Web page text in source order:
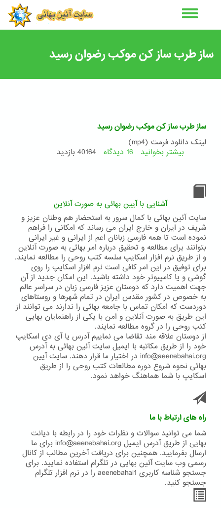
ساز طرب ساز کن موکب رضوان رسید
ساز طرب ساز کن موکب رضوان رسید
لینک دانلود فرمت (mp4)
بیشتر بخوانید درباره
موکب
رضوان
رسید
16 دیدگاه 40164 بازدید
آشنایی با آیین بهائی به صورت آنلاین
سایت آئین بهائی با کمال سرور به استحضار هم وطنان عزیز و
شریف در ایران و خارج ایران می رساند که امکانی را فراهم
نموده است تا همه فارسی زبانان اعم از ایرانی و غیر ایرانی
بتوانند برای مطالعه و تحقیق درباره امر بهائی به صورت آنلاین
و از طریق نرم افزار اسکایپ سلسه کتب روحی را مطالعه نمایند.
برای توفیق در این امر کافی است نرم افزار اسکایپ را روی
گوشی و یا کامپیوتر خود داشته باشید. این امکان جدید از آن
جهت اهمیت دارد که دوستان عزیز فارسی زبان در سراسر عالم
به خصوص در کشور مقدس ایران در تمام شهرها و روستاهای
دوردست که امکان تماس با جامعه بهائی را ندارند می توانند از
این طریق به صورت آنلاین و امن با یکی از راهنمایان بهایی
کتب روحی را در گروه مطالعه نمایند.
از دوستان علاقه مند تقاضا می نماییم آدرس یا آی دی اسکایپ
خود را از طریق مکاتبه با ایمیل سایت آئین بهائی به آدرس
info@aeenebahai.org در اختیار ما قرار دهند. سایت آیین
بهائی نحوه شروع دوره مطالعات کتب روحی را از طریق
اسکایپ با شما هماهنگ خواهد نمود.
راه های ارتباط با ما
شما می توانید سوالات و نظرات خود را در رابطه با دیانت
بهایی از طریق آدرس ایمیل info@aeenebahai.org برای ما
ارسال بفرمایید. همچنین برای دریافت آخرین مطالب از کانال
رسمی وب سایت آئین بهایی در تلگرام استفاده نمایید. برای
جستجو شناسه کاربری aeenebahai1 را در نرم افزار تلگرام
جستجو کنید.